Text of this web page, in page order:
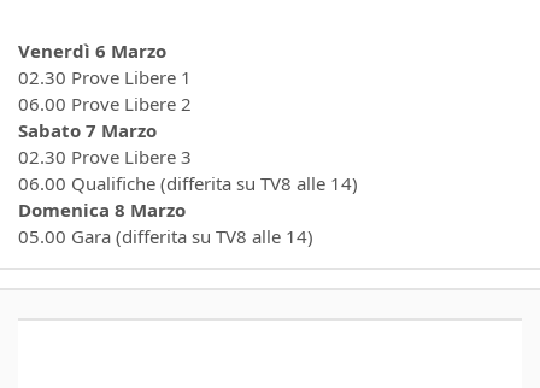
Venerdì 6 Marzo
02.30 Prove Libere 1
06.00 Prove Libere 2
Sabato 7 Marzo
02.30 Prove Libere 3
06.00 Qualifiche (differita su TV8 alle 14)
Domenica 8 Marzo
05.00 Gara (differita su TV8 alle 14)